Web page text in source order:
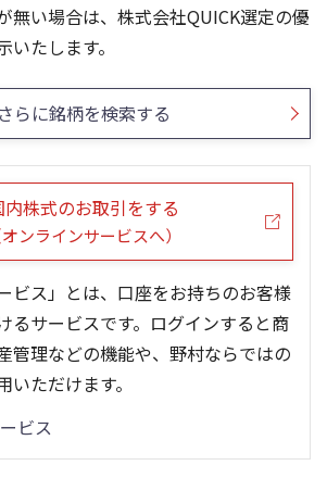
平均 26週移動平均 出来高(千)
1,500
平均 25ヶ月移動平均 出来高(千)
1,000
無い場合は、株式会社QUICK選定の優
たします。
さらに銘柄を検索する
内株式のお取引をする
オンラインサービスへ）
ビス」とは、口座をお持ちのお客様
るサービスです。ログインすると商
管理などの機能や、野村ならではの
ただけます。
ビス